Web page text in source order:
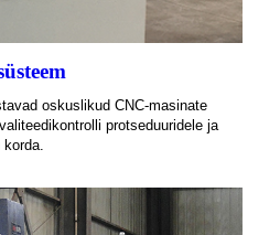
oskuslikud CNC-masinate
protseduuridele ja